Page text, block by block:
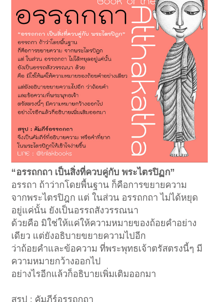
“อรรถกถา เป็นสิ่งที่ควบคู่กับ พระไตรปิฏก”
อรรถา ถ้าว่ากโดยพื้นฐาน ก็คือการขยายความ
จากพระไตรปิฎก แต่ ในส่วน อรรถกถา ไม่ได้หยุด
อยู่แค่นั้น ยังเป็นอรรถสังวรรณนา
ด้วยคือ มิใช่ให้แค่ให้ความหมายของถ้อยคำอย่าง
เดียว แต่ยังอธิบายขยายความไปอีก
ว่าถ้อยคำและข้อความ ที่พระพุทธเจ้าตรัสตรงนี้ๆ มี
ความหมายกว้างออกไป
อย่างไรอีกแล้วก็อธิบายเพิ่มเติมออกมา
สรุป : คัมภีร์อรรถกถา